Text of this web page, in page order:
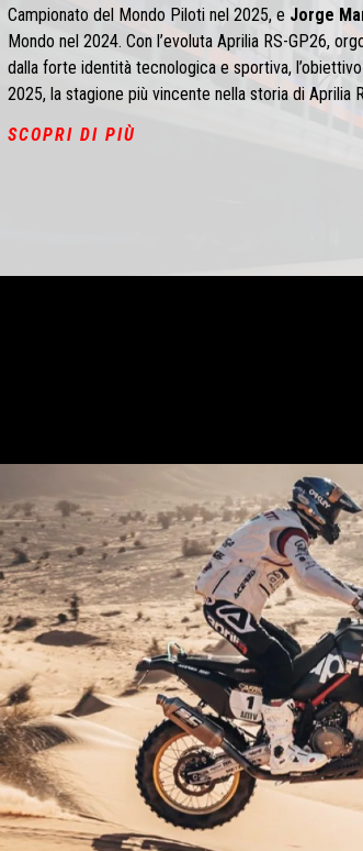
Campionato del Mondo Piloti nel 2025, e Jorge
Mondo nel 2024. Con l’evoluta Aprilia RS-GP26,
dalla forte identità tecnologica e sportiva,
2025, la stagione più vincente nella storia di Aprilia
SCOPRI DI PIÙ